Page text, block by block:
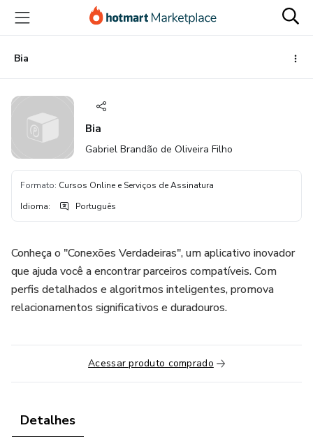
para
conteúdo
principal
para
pagamento
para
rodapé
Bia
Bia
Gabriel Brandão de Oliveira Filho
Formato: Cursos Online e Serviços de Assinatura
Idioma: Português
Conheça o "Conexões Verdadeiras", um aplicativo inovador
que ajuda você a encontrar parceiros compatíveis. Com
perfis detalhados e algoritmos inteligentes, promova
relacionamentos significativos e duradouros.
Acessar produto comprado
Detalhes